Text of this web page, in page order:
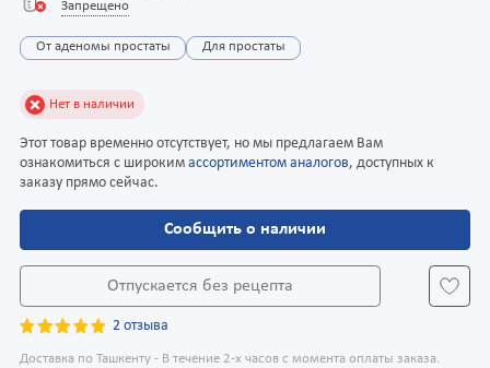
Запрещено
От аденомы простаты Для простаты
Нет в наличии
Этот товар временно отсутствует, но мы предлагаем Вам
ознакомиться с широким ассортиментом аналогов, доступных к
заказу прямо сейчас.
Сообщить о наличии
Отпускается без рецепта
2 отзыва
Доставка по Ташкенту - В течение 2-х часов с момента оплаты заказа.